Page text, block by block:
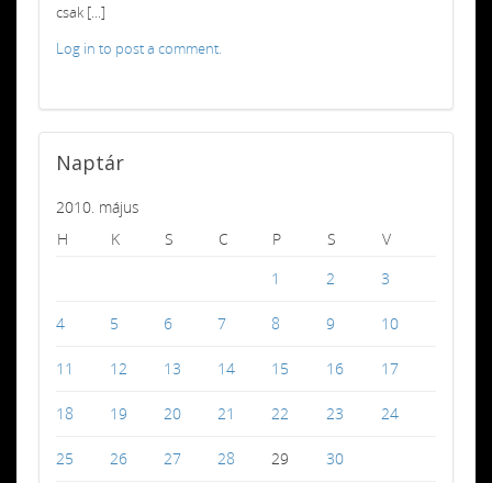
csak [...]
Log in to post a comment.
Naptár
2010. május
H
K S C P S
V
1
2 3
4 5 6 7 8 9 10
11 12 13 14 15 16 17
18 19 20 21 22 23 24
25 26 27 28 29 30